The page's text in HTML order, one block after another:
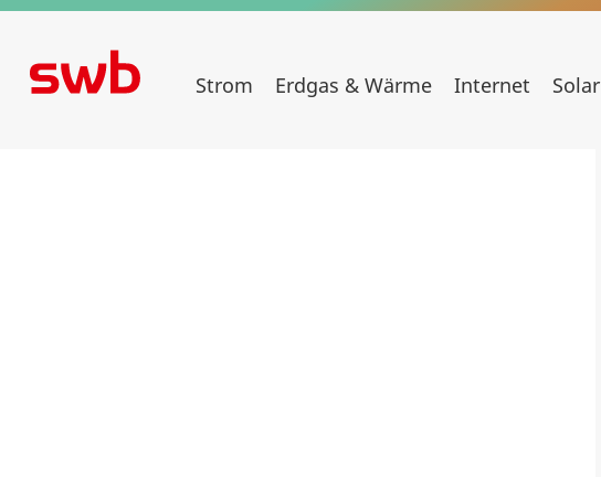
Strom Erdgas & Wärme Internet Solar